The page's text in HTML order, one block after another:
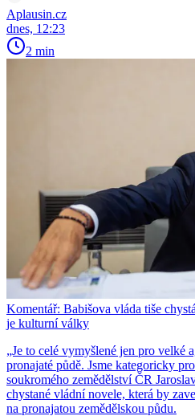
Aplausin.cz
dnes, 12:23
2 min
Komentář: Babišova vláda tiše
je kulturní války
„Je to celé vymyšlené jen pro velké
pronajaté půdě. Jsme kategoricky
soukromého zemědělství ČR
chystané vládní novele, která by
na pronajatou zemědělskou půdu.